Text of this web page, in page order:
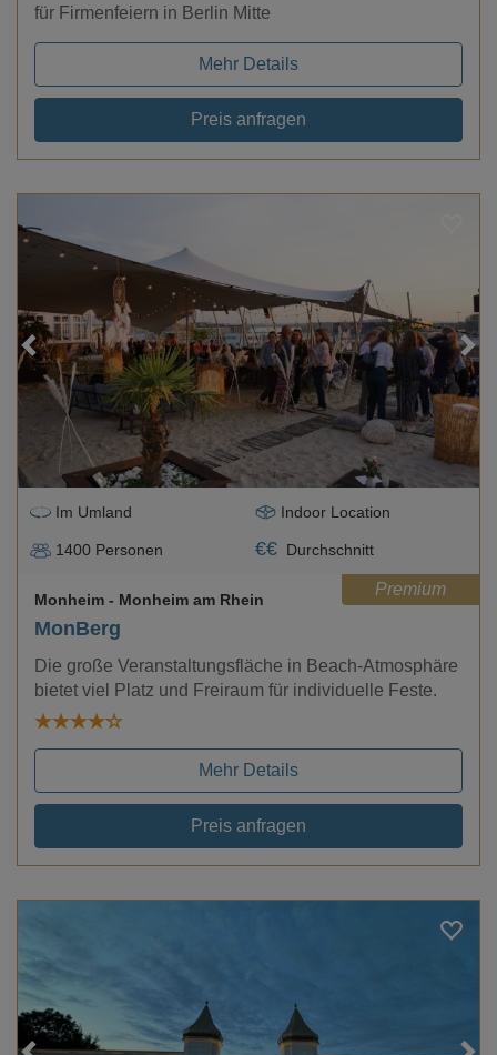
für Firmenfeiern in Berlin Mitte
Mehr Details
Preis anfragen
Loading...
Im Umland Indoor Location
1400 Personen €€ Durchschnitt
Premium
MonBerg
Monheim - Monheim am Rhein
Die große Veranstaltungsfläche in Beach-Atmosphäre
bietet viel Platz und Freiraum für individuelle Feste.
Mehr Details
Preis anfragen
Loading...